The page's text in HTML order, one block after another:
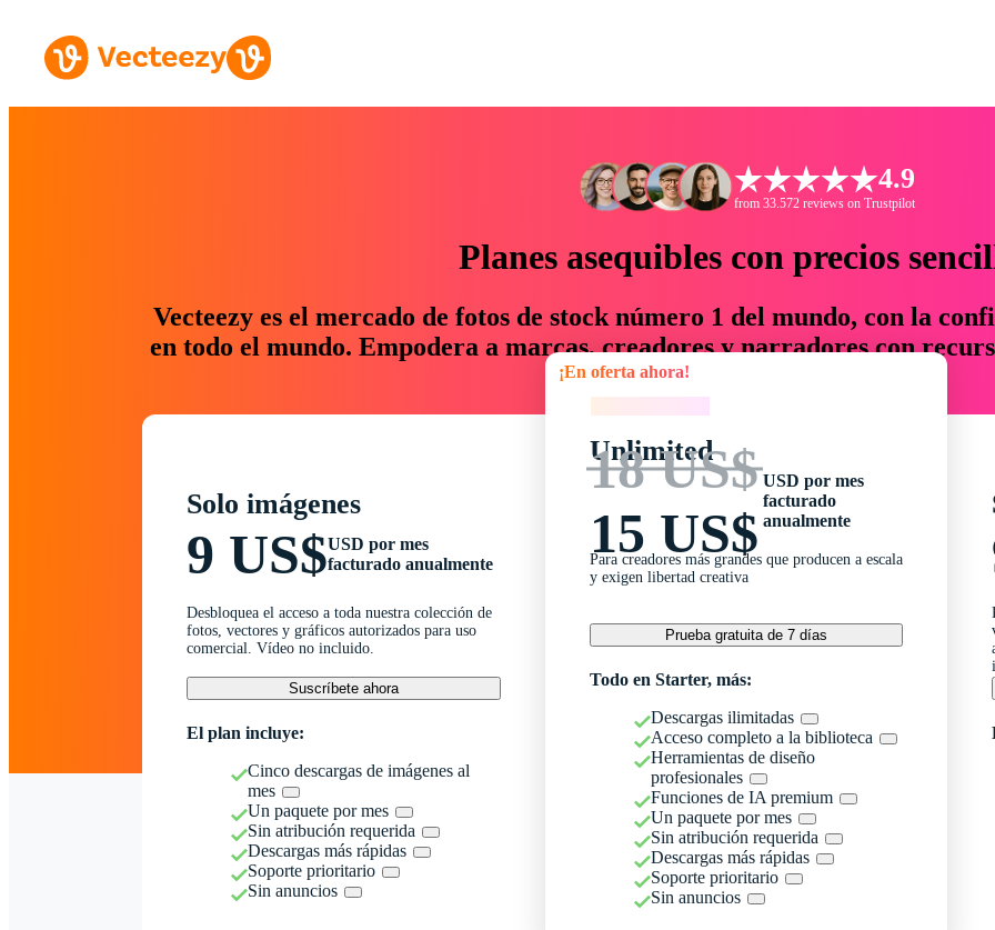
4.9
from 33.572 reviews on Trustpilot
Planes asequibles con precios
Vecteezy es el mercado de fotos de stock número 1 del mundo, con la
en todo el mundo. Empodera a marcas, creadores y narradores con
un 76 % en tiempo y presupuesto.
Solo imágenes
9 US$USD por mes
facturado anualmente
Desbloquea el acceso a toda nuestra colección de
fotos, vectores y gráficos autorizados para uso
comercial. Vídeo no incluido.
Suscríbete ahora
El plan incluye:
Cinco descargas de imágenes al
mes
Un paquete por mes
Sin atribución requerida
Descargas más rápidas
Soporte prioritario
Sin anuncios
¡En oferta ahora!
Unlimited
18 US$
15 US$
USD por mes
facturado
anualmente
Para creadores más grandes que producen a escala
y exigen libertad creativa
Prueba gratuita de 7 días
Todo en Starter, más:
Descargas ilimitadas
Acceso completo a la biblioteca
Herramientas de diseño
profesionales
Funciones de IA premium
Un paquete por mes
Sin atribución requerida
Descargas más rápidas
Soporte prioritario
Sin anuncios